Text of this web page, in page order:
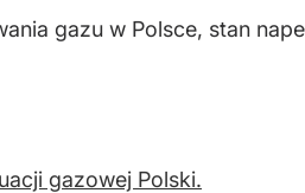
gazu w Polsce, stan
gazowej Polski.